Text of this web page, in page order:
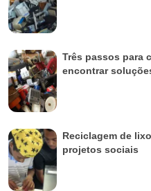
Três passos para
encontrar
Reciclagem de
projetos sociais